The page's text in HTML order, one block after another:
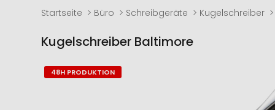
Startseite Büro Schreibgeräte Kugelschreiber
Kugelschreiber Baltimore
Zum
Ende
Zum
Anfang
48H PRODUKTION